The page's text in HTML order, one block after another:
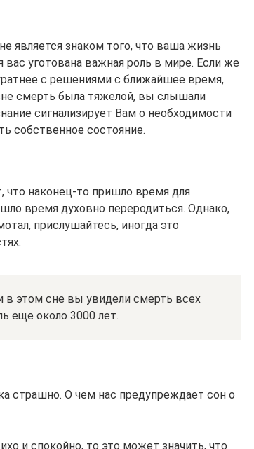
является знаком того, что ваша жизнь
уготована важная роль в мире. Если же
с решениями с ближайшее время,
смерть была тяжелой, вы слышали
сигнализирует Вам о необходимости
собственное состояние.
что наконец-то пришло время для
время духовно переродиться. Однако,
прислушайтесь, иногда это
в этом сне вы увидели смерть всех
еще около 3000 лет.
страшно. О чем нас предупреждает сон о
и спокойно, то это может значить, что